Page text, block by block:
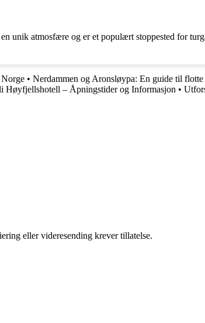
unik atmosfære og er et populært stoppested for
• Nerdammen og Aronsløypa: En guide til
Høyfjellshotell – Åpningstider og Informasjon •
eller videresending krever tillatelse.